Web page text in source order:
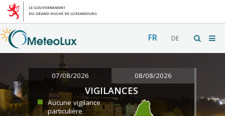
FR DE
07/08/2026 08/08/2026
VIGILANCES
Aucune vigilance
particulière